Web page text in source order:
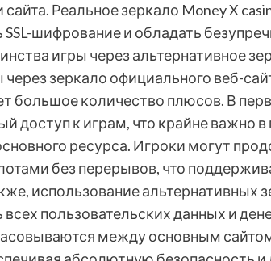
Реальное зеркало Money X
SSL-шифрование и обладать
игры через альтернативное
зеркало официального веб-
большое количество плюсов. В
доступ к играм, что крайне важно
ресурса. Игроки могут
без перерывов, что
использование альтернативных
всех пользовательских данных и
между основным